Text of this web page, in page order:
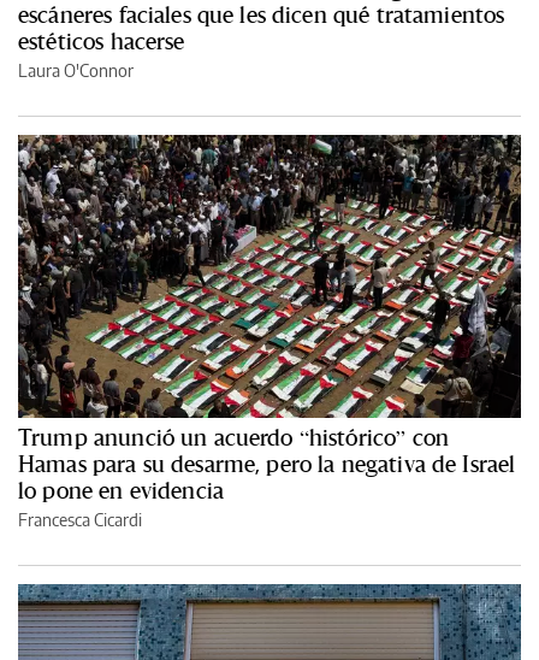
escáneres faciales que les dicen qué tratamientos
estéticos hacerse
Laura O'Connor
Trump anunció un acuerdo “histórico” con
Hamas para su desarme, pero la negativa de Israel
lo pone en evidencia
Francesca Cicardi